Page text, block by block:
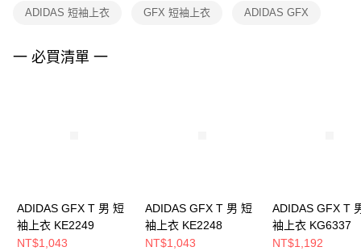
客戶支援中心」https://netprotections.freshdesk.com/support/home
１．透過由恩沛科技股份有限公司提供之「AFTEE先享後付」服務完成之交
易，需依本服務之必要範圍內提供個人資料，並將交易相關給付款項請求債
５．嚴禁一人註冊多個帳號或使用他人資訊註冊。若發現惡意使用之情形，
恩沛科技股份有限公司將有權停止該用戶之使用額度並採取法律行動。
ADIDAS 短袖上衣 GFX 短袖上衣 ADIDAS GFX
一 必買清單 一
ADIDAS GFX T 男 短
袖上衣 KE2249
NT$1,043
ADIDAS GFX T 男 短
袖上衣 KE2248
NT$1,043
ADIDAS GFX T
袖上衣 KG6337
NT$1,192